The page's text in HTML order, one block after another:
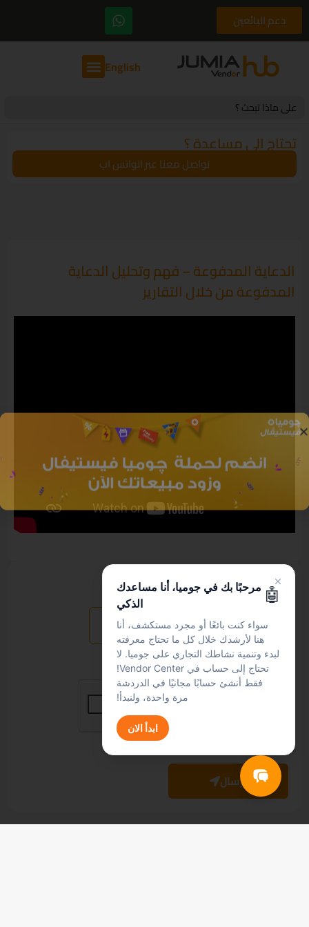
دعم البائعين
English
for:
تحتاج الى مساعدة ؟
تواصل معنا عبر الواتس اب
الدعاية المدفوعة – فهم وتحليل الدعاية
المدفوعة من خلال التقارير
هل هذا المقال مفيد ؟
نعم لا
ارسال
🤖 مرحبًا بك في جوميا، أنا مساعدك
الذكي
سواء كنت بائعًا أو مجرد مستكشف، أنا
هنا لأرشدك خلال كل ما تحتاج معرفته
لبدء وتنمية نشاطك التجاري على جوميا. لا
تحتاج إلى حساب في Vendor Center!
فقط أنشئ حسابًا مجانيًا في الدردشة
مرة واحدة، ولنبدأ!
ابدأ الان
Jumia AI